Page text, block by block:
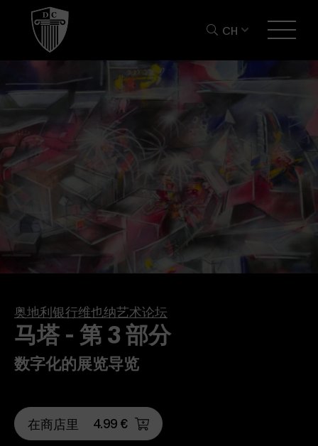
CH
奥地利银行维也纳艺术论坛
马塔 - 第 3 部分
数字化的展览导览
在商店里 4.99 €